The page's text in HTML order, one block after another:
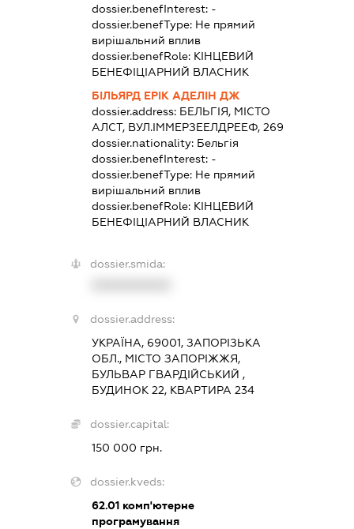
dossier.benefInterest: -
dossier.benefType: Не прямий
вирішальний вплив
dossier.benefRole: КІНЦЕВИЙ
БЕНЕФІЦІАРНИЙ ВЛАСНИК
БІЛЬЯРД ЕРІК АДЕЛІН ДЖ
dossier.address: БЕЛЬГІЯ, МІСТО
АЛСТ, ВУЛ.ІММЕРЗЕЕЛДРЕЕФ, 269
dossier.nationality: Бельгія
dossier.benefInterest: -
dossier.benefType: Не прямий
вирішальний вплив
dossier.benefRole: КІНЦЕВИЙ
БЕНЕФІЦІАРНИЙ ВЛАСНИК
dossier.smida:
dossier.address:
УКРАЇНА, 69001, ЗАПОРІЗЬКА
ОБЛ., МІСТО ЗАПОРІЖЖЯ,
БУЛЬВАР ГВАРДІЙСЬКИЙ ,
БУДИНОК 22, КВАРТИРА 234
dossier.capital:
150 000 грн.
dossier.kveds:
62.01комп'ютерне
програмування